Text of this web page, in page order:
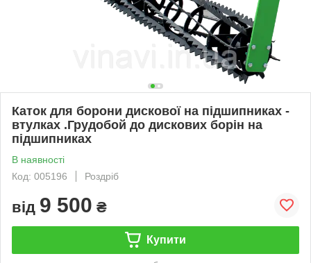
Каток для борони дискової на підшипниках -
втулках .Грудобой до дискових борін на
підшипниках
В наявності
Код: 005196
Роздріб
від 9 500 ₴
Купити